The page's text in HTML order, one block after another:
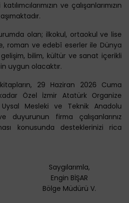
ve çalışanlarımızın
olan; ilkokul, ortaokul ve lise
roman ve edebî eserler ile Dünya
bilim, kültür ve sanat içerikli
uygun olacaktır.
29 Haziran 2026 Cuma
Özel İzmir Atatürk Organize
Mesleki ve Teknik Anadolu
ve duyurunun firma çalışanlarınız
konusunda desteklerinizi rica
Saygılarımla,
Engin BİŞAR
Bölge Müdürü V.